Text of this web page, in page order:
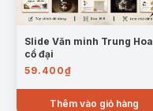
Slide Văn minh Trung Hoa
cổ đại
59.400₫
Thêm vào giỏ hàng